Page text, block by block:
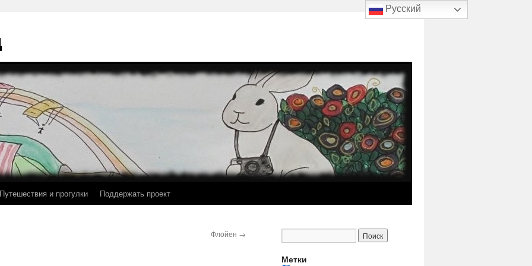
Путешествия и прогулки Поддержать проект
Флойен →
Метки
Русский